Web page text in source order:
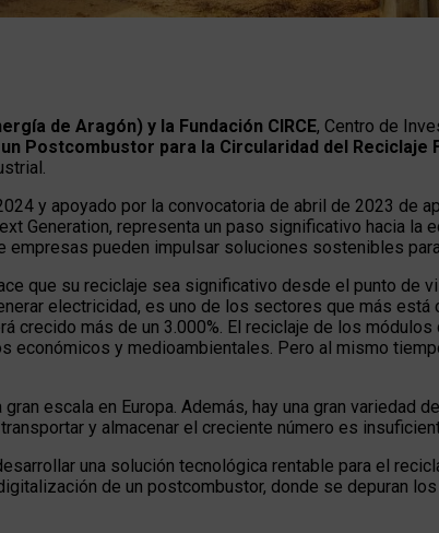
de Aragón) y la Fundación CIRCE, Centro de
Postcombustor para la Circularidad del Reciclaje
y apoyado por la convocatoria de abril de 2023 de
Generation, representa un paso significativo hacia la
pueden impulsar soluciones sostenibles
que su reciclaje sea significativo desde el punto de
electricidad, es uno de los sectores que más está
crecido más de un 3.000%. El reciclaje de los
económicos y medioambientales. Pero al mismo
escala en Europa. Además, hay una gran variedad
y almacenar el creciente número es
una solución tecnológica rentable para el
de un postcombustor, donde se depuran